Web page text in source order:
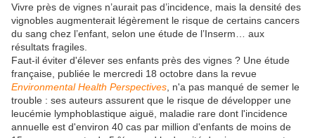
Vivre près de vignes n’aurait pas d’incidence, mais la densité des
vignobles augmenterait légèrement le risque de certains cancers
du sang chez l’enfant, selon une étude de l’Inserm… aux
résultats fragiles.
Faut-il éviter d'élever ses enfants près des vignes ? Une étude
française, publiée le mercredi 18 octobre dans la revue
Environmental Health Perspectives , n'a pas manqué de semer le
trouble : ses auteurs assurent que le risque de développer une
leucémie lymphoblastique aiguë, maladie rare dont l'incidence
annuelle est d'environ 40 cas par million d'enfants de moins de